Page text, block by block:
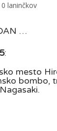
0 laninčkov
…
:
mesto
bombo,